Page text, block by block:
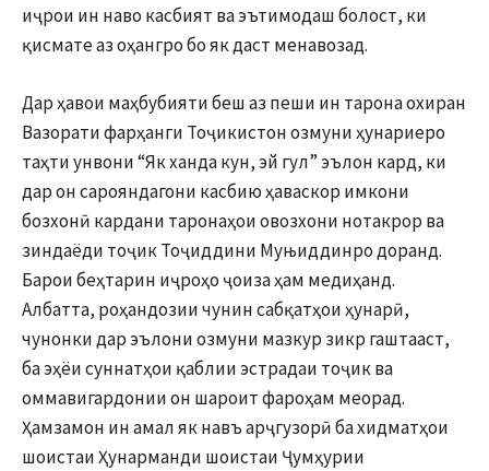
иҷрои ин наво касбият ва эътимодаш болост, ки
қисмате аз оҳангро бо як даст менавозад.
Дар ҳавои маҳбубияти беш аз пеши ин тарона охиран
Вазорати фарҳанги Тоҷикистон озмуни ҳунариеро
таҳти унвони “Як ханда кун, эй гул” эълон кард, ки
дар он сарояндагони касбию ҳаваскор имкони
бозхонӣ кардани таронаҳои овозхони нотакрор ва
зиндаёди тоҷик Тоҷиддини Муњиддинро доранд.
Барои беҳтарин иҷроҳо ҷоиза ҳам медиҳанд.
Албатта, роҳандозии чунин сабқатҳои ҳунарӣ,
чунонки дар эълони озмуни мазкур зикр гаштааст,
ба эҳёи суннатҳои қаблии эстрадаи тоҷик ва
оммавигардонии он шароит фароҳам меорад.
Ҳамзамон ин амал як навъ арҷгузорӣ ба хидматҳои
шоистаи Ҳунарманди шоистаи Ҷумҳурии